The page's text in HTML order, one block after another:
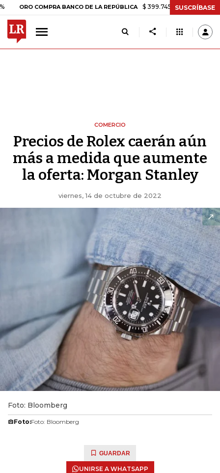
COMPRA BANCO DE LA REPÚBLICA $ 399.745,16 +$ 2.295,71 +0,58%
SUSCRÍBASE
COMERCIO
Precios de Rolex caerán aún
más a medida que aumente
la oferta: Morgan Stanley
viernes, 14 de octubre de 2022
Foto: Bloomberg
Foto:Foto: Bloomberg
GUARDAR
UNIRSE A WHATSAPP